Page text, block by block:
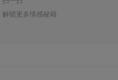
解锁更多情感秘籍